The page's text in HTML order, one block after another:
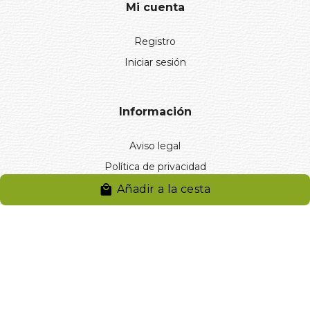
Añadir a la cesta
Mi cuenta
Registro
Iniciar sesión
Información
Aviso legal
Política de privacidad
Entregas y devoluciones
Desistimiento